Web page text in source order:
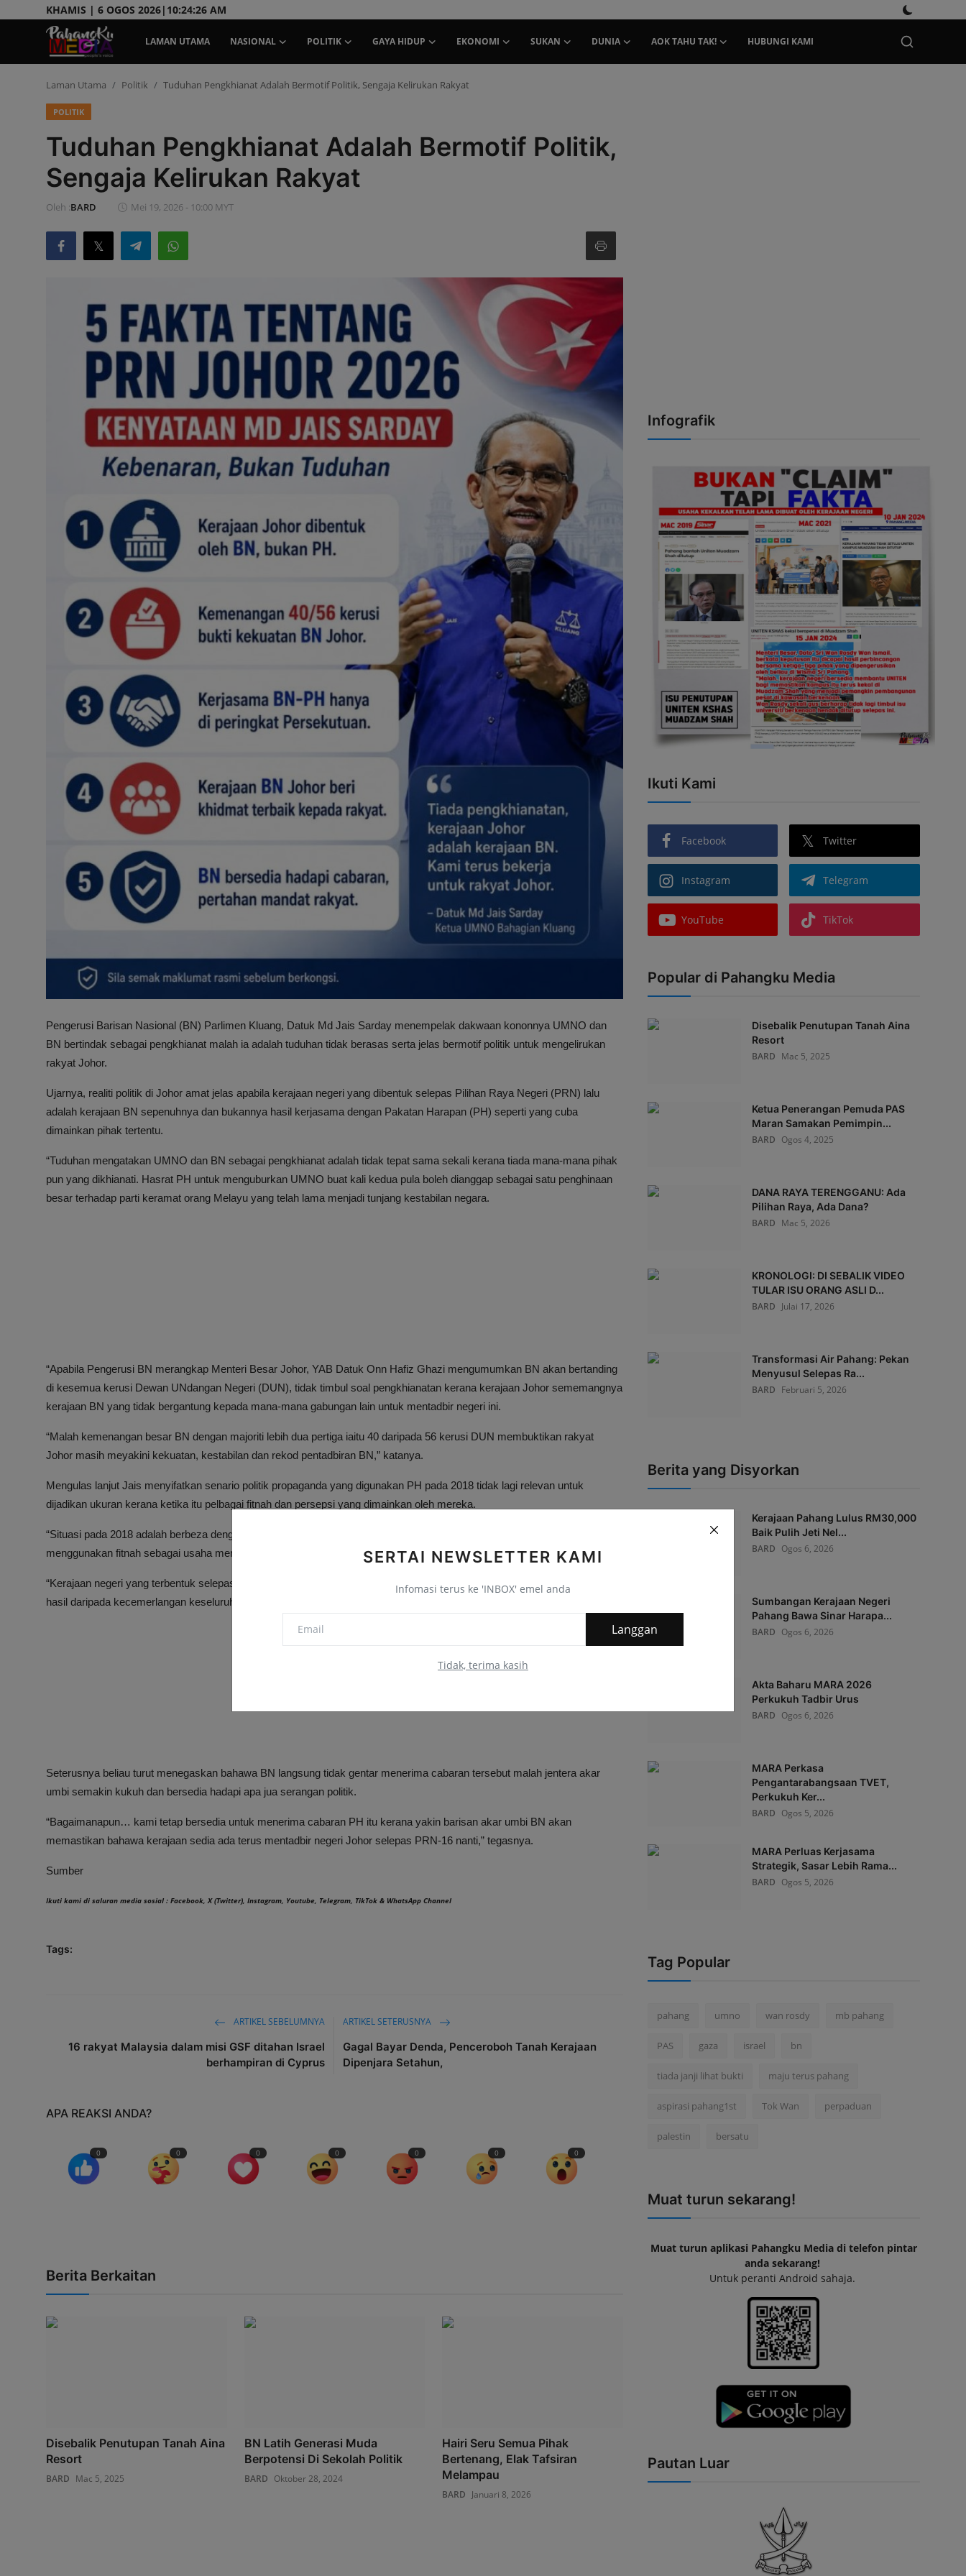
KHAMIS | 6 OGOS 2026| 10:24:28 AM
LAMAN UTAMA NASIONAL POLITIK GAYA HIDUP EKONOMI SUKAN DUNIA AOK TAHU TAK! HUBUNGI KAMI
Laman Utama
Nasional
Gaya Hidup
AOK Tahu Tak!
SERTAI NEWSLETTER KAMI
Infomasi terus ke 'INBOX' emel anda
Langgan
Tidak, terima kasih
Laman Utama Politik Tuduhan Pengkhianat Adalah Bermotif Politik, Sengaja Kelirukan Rakyat
POLITIK
Tuduhan Pengkhianat Adalah Bermotif Politik,
Sengaja Kelirukan Rakyat
Oleh :BARD Mei 19, 2026 - 10:00 MYT
Pengerusi Barisan Nasional (BN) Parlimen Kluang, Datuk Md Jais Sarday menempelak dakwaan kononnya UMNO dan
BN bertindak sebagai pengkhianat malah ia adalah tuduhan tidak berasas serta jelas bermotif politik untuk mengelirukan
rakyat Johor.
Ujarnya, realiti politik di Johor amat jelas apabila kerajaan negeri yang dibentuk selepas Pilihan Raya Negeri (PRN) lalu
adalah kerajaan BN sepenuhnya dan bukannya hasil kerjasama dengan Pakatan Harapan (PH) seperti yang cuba
dimainkan pihak tertentu.
“Tuduhan mengatakan UMNO dan BN sebagai pengkhianat adalah tidak tepat sama sekali kerana tiada mana-mana pihak
pun yang dikhianati. Hasrat PH untuk menguburkan UMNO buat kali kedua pula boleh dianggap sebagai satu penghinaan
besar terhadap parti keramat orang Melayu yang telah lama menjadi tunjang kestabilan negara.
“Apabila Pengerusi BN merangkap Menteri Besar Johor, YAB Datuk Onn Hafiz Ghazi mengumumkan BN akan bertanding
di kesemua kerusi Dewan UNdangan Negeri (DUN), tidak timbul soal pengkhianatan kerana kerajaan Johor sememangnya
kerajaan BN yang tidak bergantung kepada mana-mana gabungan lain untuk mentadbir negeri ini.
“Malah kemenangan besar BN dengan majoriti lebih dua pertiga iaitu 40 daripada 56 kerusi DUN membuktikan rakyat
Johor masih meyakini kekuatan, kestabilan dan rekod pentadbiran BN,” katanya.
Mengulas lanjut Jais menyifatkan senario politik propaganda yang digunakan PH pada 2018 tidak lagi relevan untuk
dijadikan ukuran kerana ketika itu pelbagai fitnah dan persepsi yang dimainkan oleh mereka.
“Situasi pada 2018 adalah berbeza dengan Pilihan Raya Negeri (PRN) ke-16 kerana pada ketika itu PH berjaya
menggunakan fitnah sebagai usaha menjatuhkan kerajaan yang sehingga kini tiada satu kes pun terbukti benar.
“Kerajaan negeri yang terbentuk selepas 2022 secara hakikatnya sudah memberikan perkhidmatan terbaik kepada rakyat
hasil daripada kecemerlangan keseluruhan barisan kepimpinan yang mentadbir dan menjalankan amanah rakyat,” ujarnya.
Seterusnya beliau turut menegaskan bahawa BN langsung tidak gentar menerima cabaran tersebut malah jentera akar
umbi semakin kukuh dan bersedia hadapi apa jua serangan politik.
“Bagaimanapun… kami tetap bersedia untuk menerima cabaran PH itu kerana yakin barisan akar umbi BN akan
memastikan bahawa kerajaan sedia ada terus mentadbir negeri Johor selepas PRN-16 nanti,” tegasnya.
Sumber
Ikuti kami di saluran media sosial : Facebook X (Twitter) Instagram Youtube Telegram TikTok & WhatsApp Channel
Tags:
ARTIKEL SEBELUMNYA
16 rakyat Malaysia dalam misi GSF ditahan Israel
berhampiran di Cyprus
ARTIKEL SETERUSNYA
Gagal Bayar Denda, Penceroboh Tanah Kerajaan
Dipenjara Setahun,
APA REAKSI ANDA?
0 0 0 0 0 0 0
Berita Berkaitan
Disebalik Penutupan Tanah Aina
Resort
BARD Mac 5, 2025
BN Latih Generasi Muda
Berpotensi Di Sekolah Politik
BARD Oktober 28, 2024
Hairi Seru Semua Pihak
Bertenang, Elak Tafsiran
Melampau
BARD Januari 8, 2026
Infografik
Ikuti Kami
Facebook Twitter
Instagram Telegram
YouTube TikTok
Popular di Pahangku Media
Disebalik Penutupan Tanah Aina
Resort
BARD Mac 5, 2025
Ketua Penerangan Pemuda PAS
Maran Samakan Pemimpin...
BARD Ogos 4, 2025
DANA RAYA TERENGGANU: Ada
Pilihan Raya, Ada Dana?
BARD Mac 5, 2026
KRONOLOGI: DI SEBALIK VIDEO
TULAR ISU ORANG ASLI D...
BARD Julai 17, 2026
Transformasi Air Pahang: Pekan
Menyusul Selepas Ra...
BARD Februari 5, 2026
Berita yang Disyorkan
Kerajaan Pahang Lulus RM30,000
Baik Pulih Jeti Nel...
BARD Ogos 6, 2026
Sumbangan Kerajaan Negeri
Pahang Bawa Sinar Harapa...
BARD Ogos 6, 2026
Akta Baharu MARA 2026
Perkukuh Tadbir Urus
BARD Ogos 6, 2026
MARA Perkasa
Pengantarabangsaan TVET,
Perkukuh Ker...
BARD Ogos 5, 2026
MARA Perluas Kerjasama
Strategik, Sasar Lebih Rama...
BARD Ogos 5, 2026
Tag Popular
pahang umno wan rosdy mb pahang
PAS gaza israel bn
tiada janji lihat bukti maju terus pahang
aspirasi pahang1st Tok Wan perpaduan
palestin bersatu
Muat turun sekarang!
Muat turun aplikasi Pahangku Media di telefon pintar
anda sekarang!
Untuk peranti Android sahaja.
Pautan Luar